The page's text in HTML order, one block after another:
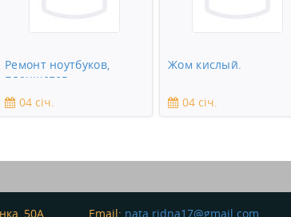
Ремонт ноутбуков,
планшетов,
смартфонов, зеркальны
04 січ.
Жом кислый.
04 січ.
50А Email: nata.ridna17@gmail.com